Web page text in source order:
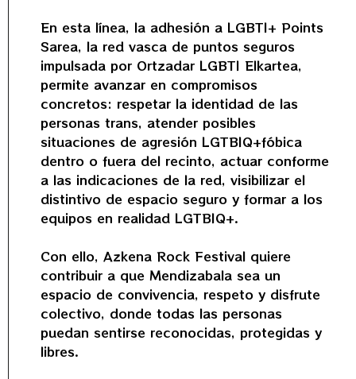
En esta línea, la adhesión a LGBTI+ Points
Sarea, la red vasca de puntos seguros
impulsada por Ortzadar LGBTI Elkartea,
permite avanzar en compromisos
concretos: respetar la identidad de las
personas trans, atender posibles
situaciones de agresión LGTBIQ+fóbica
dentro o fuera del recinto, actuar conforme
a las indicaciones de la red, visibilizar el
distintivo de espacio seguro y formar a los
equipos en realidad LGTBIQ+.
Con ello, Azkena Rock Festival quiere
contribuir a que Mendizabala sea un
espacio de convivencia, respeto y disfrute
colectivo, donde todas las personas
puedan sentirse reconocidas, protegidas y
libres.